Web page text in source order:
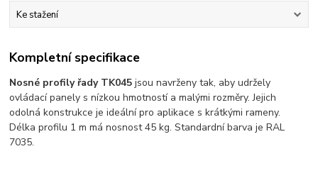
Ke stažení
Kompletní specifikace
Nosné profily řady TK045 jsou navrženy tak, aby udržely
ovládací panely s nízkou hmotností a malými rozměry. Jejich
odolná konstrukce je ideální pro aplikace s krátkými rameny.
Délka profilu 1 m má nosnost 45 kg. Standardní barva je RAL
7035.